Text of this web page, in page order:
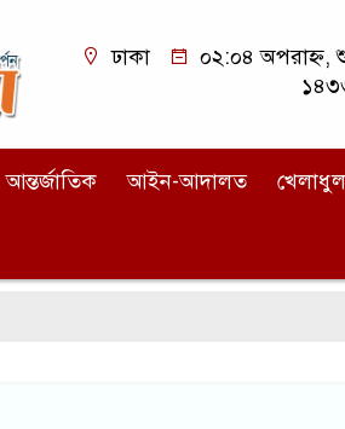
ঢাকা
০২:০৪ অপরাহ্ন,
আন্তর্জাতিক আইন-আদালত